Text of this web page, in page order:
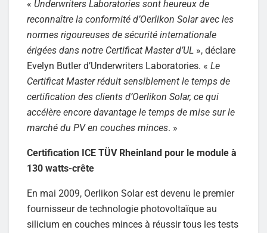
« Underwriters Laboratories sont heureux de
reconnaître la conformité d’Oerlikon Solar avec les
normes rigoureuses de sécurité internationale
érigées dans notre Certificat Master d’UL », déclare
Evelyn Butler d’Underwriters Laboratories. « Le
Certificat Master réduit sensiblement le temps de
certification des clients d’Oerlikon Solar, ce qui
accélère encore davantage le temps de mise sur le
marché du PV en couches minces. »
Certification ICE TÜV Rheinland pour le module à
130 watts-crête
En mai 2009, Oerlikon Solar est devenu le premier
fournisseur de technologie photovoltaïque au
silicium en couches minces à réussir tous les tests